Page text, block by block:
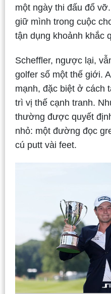
một ngày thi đấu đổ
giữ mình trong cuộc
tận dụng khoảnh khắc
Scheffler, ngược lại,
golfer số một thế giới.
mạnh, đặc biệt ở cách
trì vị thế cạnh tranh.
thường được quyết
nhỏ: một đường đọc
cú putt vài feet.